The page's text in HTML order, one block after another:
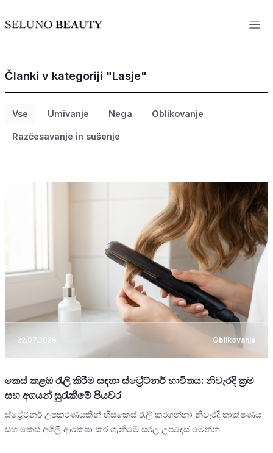
Članki v kategoriji "Lasje"
Vse Umivanje Nega Oblikovanje
Razčesavanje in sušenje
22.07.2026 Oblikovanje
කෙස් කළඹ රැලි කිරීම සඳහා ස්ට්‍රේට්නර් භාවිතය: නිවැරදි ක්‍රම
සහ අගයන් සුරැකීමේ පියවර
ස්ට්‍රේට්නර් උපකරණයකින් හිසකෙස් රැලි කරගන්නා නිවැරදි තාක්ෂණය
සහ කෙස් අගිලි ආරක්ෂා කර ගැනීමේ සරල උපදෙස් මෙන්න.